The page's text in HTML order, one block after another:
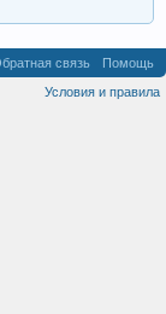
связь
Помощь
Условия и правила